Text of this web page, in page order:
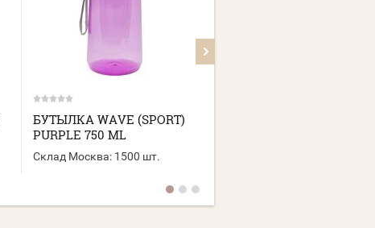
БУТЫЛКА WAVE (SPORT)
PURPLE 750 ML
Склад Москва: 1500 шт.